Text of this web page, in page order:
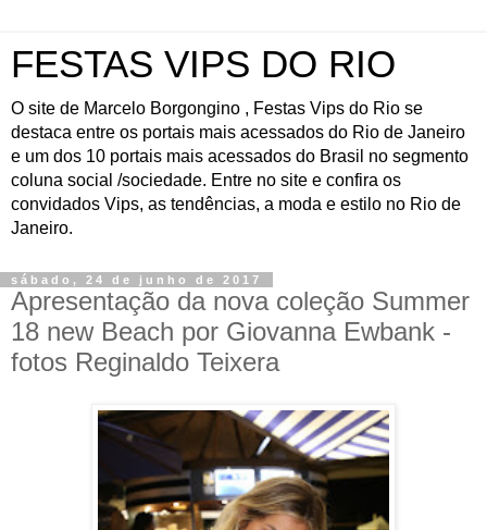
FESTAS VIPS DO RIO
O site de Marcelo Borgongino , Festas Vips do Rio se
destaca entre os portais mais acessados do Rio de Janeiro
e um dos 10 portais mais acessados do Brasil no segmento
coluna social /sociedade. Entre no site e confira os
convidados Vips, as tendências, a moda e estilo no Rio de
Janeiro.
sábado, 24 de junho de 2017
Apresentação da nova coleção Summer
18 new Beach por Giovanna Ewbank -
fotos Reginaldo Teixera